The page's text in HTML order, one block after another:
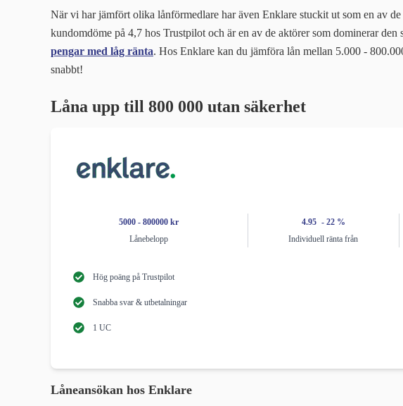
När vi har jämfört olika lånförmedlare har även Enklare stuckit ut som en av
kundomdöme på 4,7 hos Trustpilot och är en av de aktörer som dominerar den
pengar med låg ränta. Hos Enklare kan du jämföra lån mellan 5.000 -
snabbt!
Låna upp till 800 000 utan säkerhet
5000 - 800000 kr
Lånebelopp
4.95 - 22 %
Individuell ränta från
Hög poäng på Trustpilot
Snabba svar & utbetalningar
1 UC
Låneansökan hos Enklare